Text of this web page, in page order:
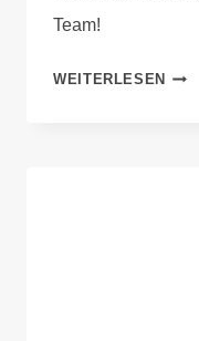
Team!
WEITERLESEN